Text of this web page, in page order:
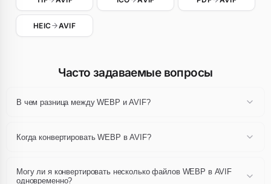
HEIC AVIF
Часто задаваемые вопросы
В чем разница между WEBP и AVIF?
сжатия и свойствами, такими как прозрачность или анимация.
Когда конвертировать WEBP в AVIF?
использование требует свойств последнего: лучшее сжатие,
поддержка прозрачности, совместимость с конкретным
Могу ли я конвертировать несколько файлов WEBP в AVIF
одновременно?